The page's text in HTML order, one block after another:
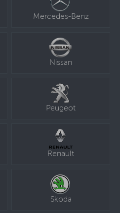
Mercedes-Benz
Nissan
Peugeot
Renault
Skoda